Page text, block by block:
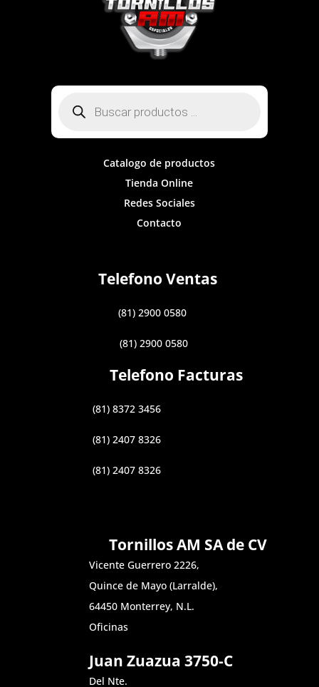
productos
Catalogo de productos
Tienda Online
Redes Sociales
Contacto
Telefono Ventas
(81) 2900 0580
(81) 2900 0580
Telefono Facturas
(81) 8372 3456
(81) 2407 8326
(81) 2407 8326
Tornillos AM SA de CV
Vicente Guerrero 2226,
Quince de Mayo (Larralde),
64450 Monterrey, N.L.
Oficinas
Juan Zuazua 3750-C
Del Nte.